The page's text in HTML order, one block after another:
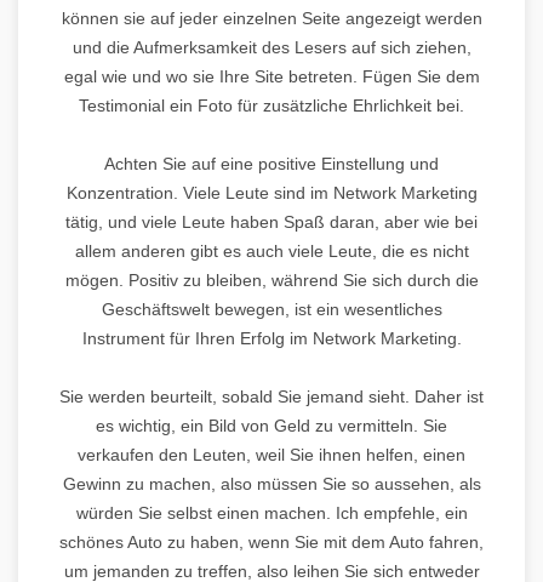
können sie auf jeder einzelnen Seite angezeigt werden
und die Aufmerksamkeit des Lesers auf sich ziehen,
egal wie und wo sie Ihre Site betreten. Fügen Sie dem
Testimonial ein Foto für zusätzliche Ehrlichkeit bei.
Achten Sie auf eine positive Einstellung und
Konzentration. Viele Leute sind im Network Marketing
tätig, und viele Leute haben Spaß daran, aber wie bei
allem anderen gibt es auch viele Leute, die es nicht
mögen. Positiv zu bleiben, während Sie sich durch die
Geschäftswelt bewegen, ist ein wesentliches
Instrument für Ihren Erfolg im Network Marketing.
Sie werden beurteilt, sobald Sie jemand sieht. Daher ist
es wichtig, ein Bild von Geld zu vermitteln. Sie
verkaufen den Leuten, weil Sie ihnen helfen, einen
Gewinn zu machen, also müssen Sie so aussehen, als
würden Sie selbst einen machen. Ich empfehle, ein
schönes Auto zu haben, wenn Sie mit dem Auto fahren,
um jemanden zu treffen, also leihen Sie sich entweder